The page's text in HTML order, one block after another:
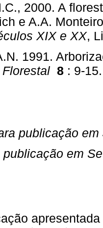
2000. A
e A.A.
XIX e XX,
1991.
Florestal 8 : 9-
publicação
em